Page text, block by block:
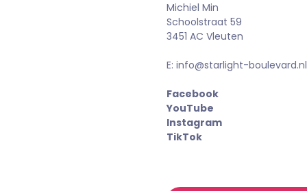
Michiel Min
Schoolstraat 59
3451 AC Vleuten
E: info@starlight-boulevard.nl
Facebook
YouTube
Instagram
TikTok